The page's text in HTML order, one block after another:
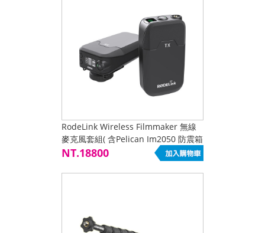
RodeLink Wireless Filmmaker 無線
麥克風套組( 含Pelican Im2050 防震箱
) 現貨熱買中
NT.18800